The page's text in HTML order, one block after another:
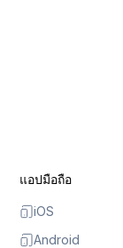
แอปมือถือ
iOS
Android